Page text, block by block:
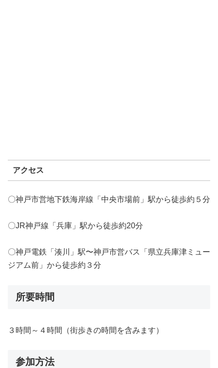
アクセス
〇神戸市営地下鉄海岸線「中央市場前」駅から徒歩約５分
〇JR神戸線「兵庫」駅から徒歩約20分
〇神戸電鉄「湊川」駅〜神戸市営バス「県立兵庫津ミュー
ジアム前」から徒歩約３分
所要時間
３時間～４時間（街歩きの時間を含みます）
参加方法